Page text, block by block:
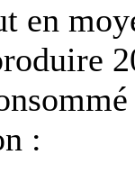
en
: